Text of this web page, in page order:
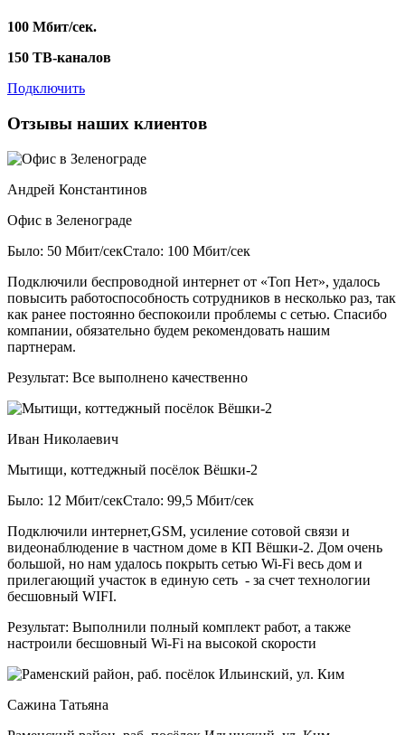
100 Мбит/сек.
150 ТВ-каналов
Подключить
Отзывы наших клиентов
Андрей Константинов
Офис в Зеленограде
Было: 50 Мбит/секСтало: 100 Мбит/сек
Подключили беспроводной интернет от «Топ Нет», удалось
повысить работоспособность сотрудников в несколько раз, так
как ранее постоянно беспокоили проблемы с сетью. Спасибо
компании, обязательно будем рекомендовать нашим
партнерам.
Результат: Все выполнено качественно
Иван Николаевич
Мытищи, коттеджный посёлок Вёшки-2
Было: 12 Мбит/секСтало: 99,5 Мбит/сек
Подключили интернет,GSM, усиление сотовой связи и
видеонаблюдение в частном доме в КП Вёшки-2. Дом очень
большой, но нам удалось покрыть сетью Wi-Fi весь дом и
прилегающий участок в единую сеть - за счет технологии
бесшовный WIFI.
Результат: Выполнили полный комплект работ, а также
настроили бесшовный Wi-Fi на высокой скорости
Сажина Татьяна